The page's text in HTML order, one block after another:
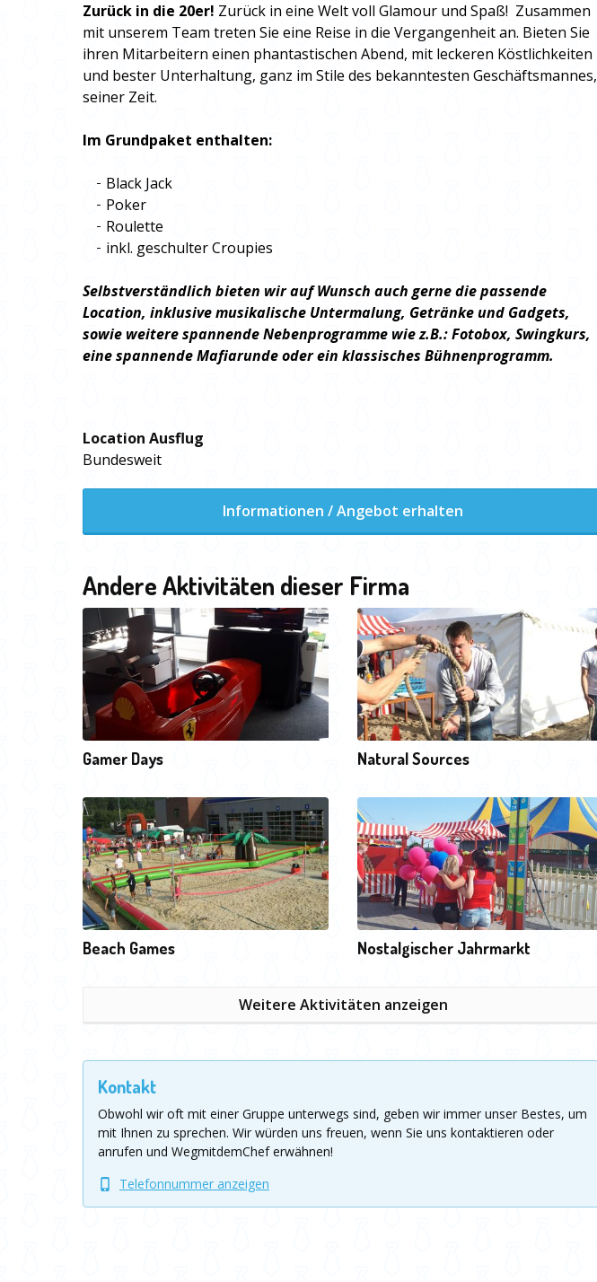
Zurück in die 20er! Zurück in eine Welt voll Glamour und Spaß! Zusammen
mit unserem Team treten Sie eine Reise in die Vergangenheit an. Bieten Sie
ihren Mitarbeitern einen phantastischen Abend, mit leckeren Köstlichkeiten
und bester Unterhaltung, ganz im Stile des bekanntesten Geschäftsmannes,
seiner Zeit.
Im Grundpaket enthalten:
Black Jack
Poker
Roulette
inkl. geschulter Croupies
Selbstverständlich bieten wir auf Wunsch auch gerne die passende
Location, inklusive musikalische Untermalung, Getränke und Gadgets,
sowie weitere spannende Nebenprogramme wie z.B.: Fotobox, Swingkurs,
eine spannende Mafiarunde oder ein klassisches Bühnenprogramm.
Location Ausflug
Bundesweit
Informationen / Angebot erhalten
Andere Aktivitäten dieser Firma
Gamer Days Natural Sources
Beach Games Nostalgischer Jahrmarkt
Weitere Aktivitäten anzeigen
Kontakt
Obwohl wir oft mit einer Gruppe unterwegs sind, geben wir immer unser Bestes, um
mit Ihnen zu sprechen. Wir würden uns freuen, wenn Sie uns kontaktieren oder
anrufen und WegmitdemChef erwähnen!
Telefonnummer anzeigen